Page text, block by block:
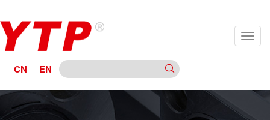
CN EN